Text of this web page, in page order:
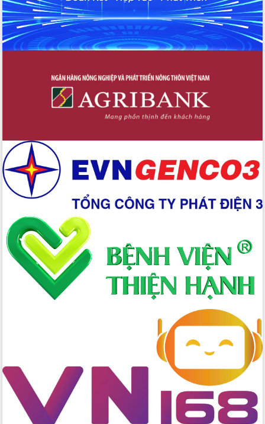
Hồ Thị Nguyên Thảo làm việc tại Trung
tâm Phục vụ hành chính công xã Ea
Phê
Xây dựng nền hành chính số đồng
hành cùng nông dân dân, doanh nghiệp
đấu có 77% xã đạt chuẩn nông thôn
Chuyển đổi số 'mở đường' cho nông
nghiệp Đắk Lắk tăng trưởng bứt phá
địa chính, hoàn thiện cơ sở dữ liệu đất
Ứng dụng sinh trắc học - Bước tiến
trong hành trình chuyển đổi số tại Đắk
Lắk
Đắk Lắk nâng cao hiệu quả công tác
Đảng từ Sổ tay đảng viên điện tử
Đắk Lắk đẩy mạnh nuôi biển công
nghệ, hướng tới phát triển thủy sản
bền vững
Tập huấn nâng cao năng lực triển khai
chuyển đổi số cho cán bộ, công chức
tâm đạt được mục tiêu tăng trưởng
hai con số trong năm 2026
Tổ chức trang trọng Lễ hội Đền thờ
Lương Văn Chánh năm 2026
Phó Bí thư Tỉnh ủy Đắk Lắk Đỗ Hữu